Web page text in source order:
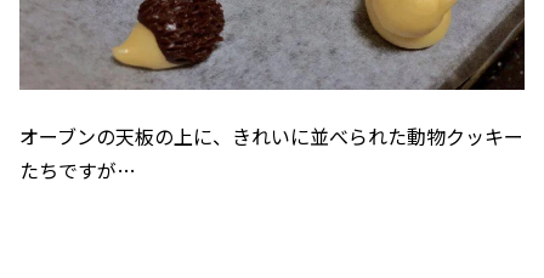
オーブンの天板の上に、きれいに並べられた動物クッキー
たちですが…